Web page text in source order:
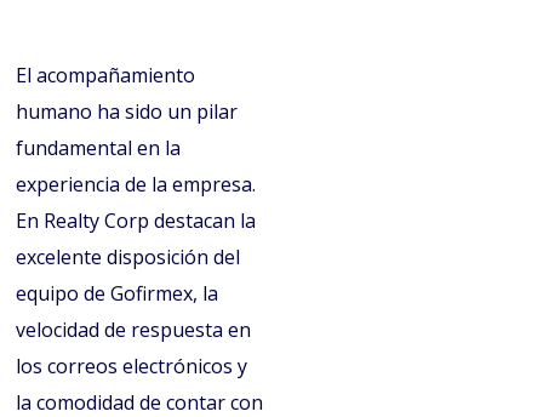
El acompañamiento
humano ha sido un pilar
fundamental en la
experiencia de la empresa.
En Realty Corp destacan la
excelente disposición del
equipo de Gofirmex, la
velocidad de respuesta en
los correos electrónicos y
la comodidad de contar con